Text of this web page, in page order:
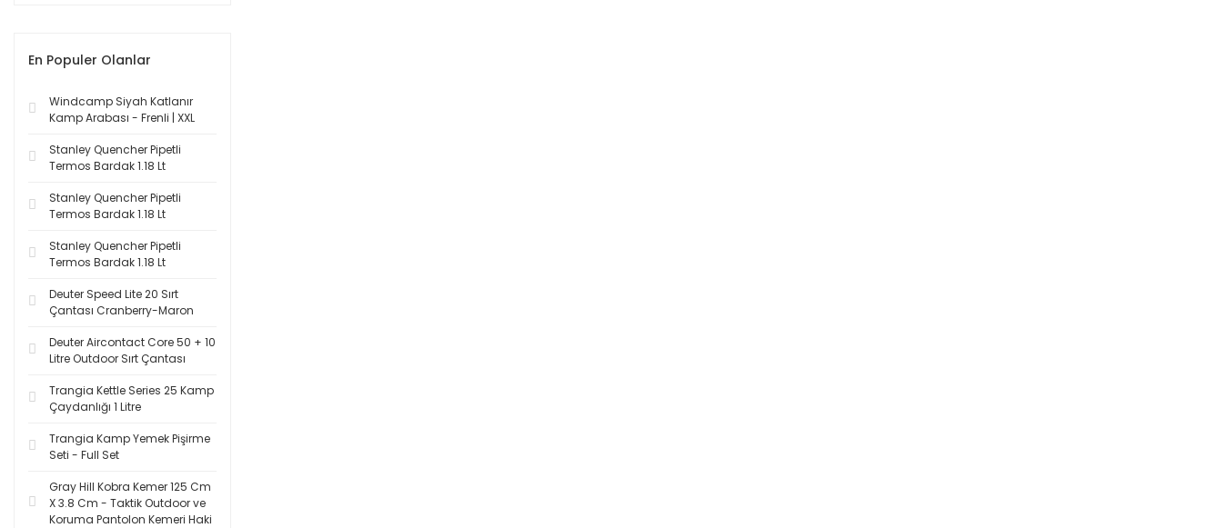
En Populer Olanlar
Windcamp Siyah Katlanır
Kamp Arabası - Frenli | XXL
Stanley Quencher Pipetli
Termos Bardak 1.18 Lt
Stanley Quencher Pipetli
Termos Bardak 1.18 Lt
Stanley Quencher Pipetli
Termos Bardak 1.18 Lt
Deuter Speed Lite 20 Sırt
Çantası Cranberry-Maron
Deuter Aircontact Core 50 + 10
Litre Outdoor Sırt Çantası
Trangia Kettle Series 25 Kamp
Çaydanlığı 1 Litre
Trangia Kamp Yemek Pişirme
Seti - Full Set
Gray Hill Kobra Kemer 125 Cm
X 3.8 Cm - Taktik Outdoor ve
Koruma Pantolon Kemeri Haki